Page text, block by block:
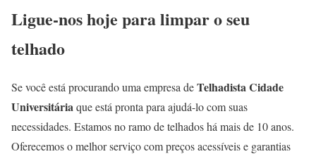
Ligue-nos hoje para limpar o seu
telhado
Se você está procurando uma empresa deTelhadista Cidade
Universitáriaque está pronta para ajudá-lo com suas
necessidades. Estamos no ramo de telhados há mais de 10 anos.
Oferecemos o melhor serviço com preços acessíveis e garantias